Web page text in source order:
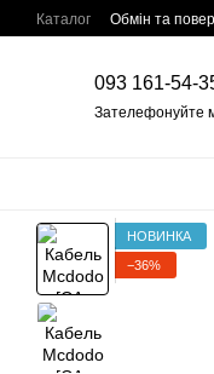
Перейти до основного
Каталог Обмін та
093 161-54-
Зателефонуйте
НОВИНКА
−36%